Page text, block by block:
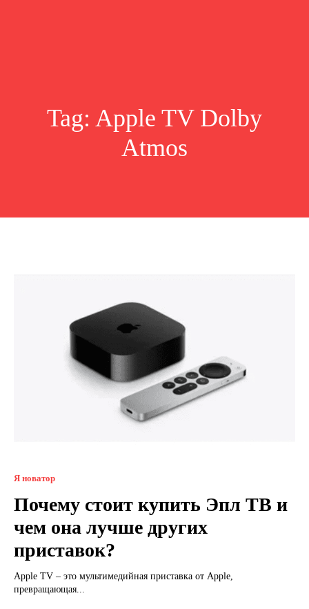
Tag: Apple TV Dolby
Atmos
Я новатор
Почему стоит купить Эпл ТВ и
чем она лучше других
приставок?
Apple TV – это мультимедийная приставка от Apple,
превращающая...